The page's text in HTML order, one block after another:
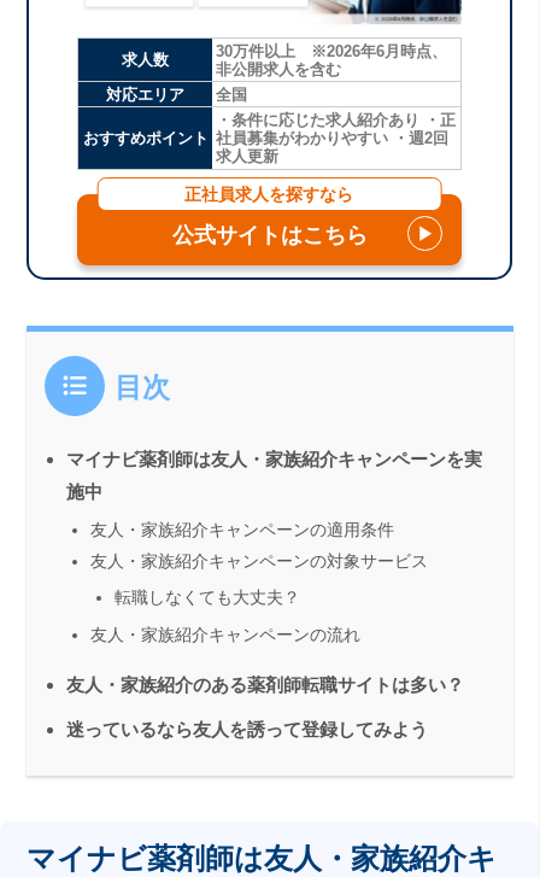
求人数
30万件以上 ※2026年6月時点、
非公開求人を含む
対応エリア
全国
おすすめポイント
・条件に応じた求人紹介あり ・正
社員募集がわかりやすい ・週2回
求人更新
正社員求人を探すなら
公式サイトはこちら ▶
目次
マイナビ薬剤師は友人・家族紹介キャンペーンを実
施中
友人・家族紹介キャンペーンの適用条件
友人・家族紹介キャンペーンの対象サービス
転職しなくても大丈夫？
友人・家族紹介キャンペーンの流れ
友人・家族紹介のある薬剤師転職サイトは多い？
迷っているなら友人を誘って登録してみよう
マイナビ薬剤師は友人・家族紹介キ